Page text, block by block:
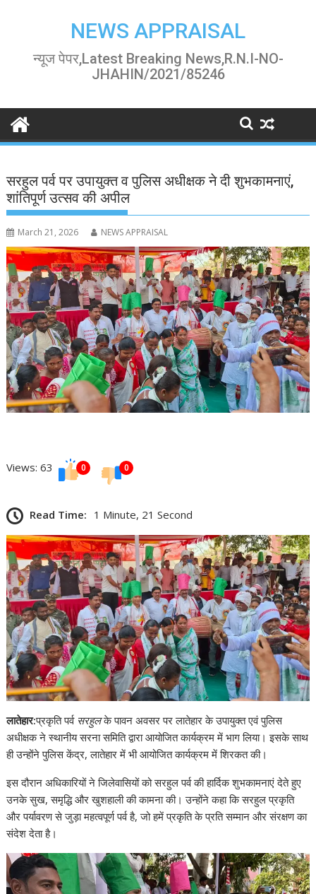
NEWS APPRAISAL
न्यूज पेपर,Latest Breaking News,R.N.I-NO-
JHAHIN/2021/85246
सरहुल पर्व पर उपायुक्त व पुलिस अधीक्षक ने दी शुभकामनाएं,
शांतिपूर्ण उत्सव की अपील
March 21, 2026 NEWS APPRAISAL
Views: 63 0 0
Read Time: 1 Minute, 21 Second
लातेहार:प्रकृति पर्व सरहुलके पावन अवसर पर लातेहार के उपायुक्त एवं पुलिस
अधीक्षक ने स्थानीय सरना समिति द्वारा आयोजित कार्यक्रम में भाग लिया। इसके साथ
ही उन्होंने पुलिस केंद्र, लातेहार में भी आयोजित कार्यक्रम में शिरकत की।
इस दौरान अधिकारियों ने जिलेवासियों को सरहुल पर्व की हार्दिक शुभकामनाएं देते हुए
उनके सुख, समृद्धि और खुशहाली की कामना की। उन्होंने कहा कि सरहुल प्रकृति
और पर्यावरण से जुड़ा महत्वपूर्ण पर्व है, जो हमें प्रकृति के प्रति सम्मान और संरक्षण का
संदेश देता है।